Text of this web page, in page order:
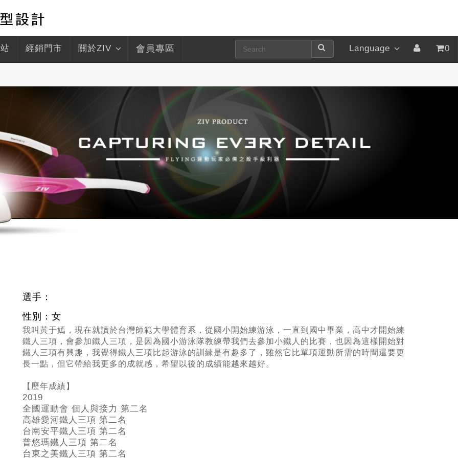
經銷門市 關於ZIV 會員專區 Language 0
選手：
性別：女
我叫黃于嫣，現在就讀於台灣師範大學體育系，從國小開始練游泳，一直到國中畢業，高中才開始練
鐵人三項，會參加鐵人三項，是因為國小游泳隊教練帶我們去參加小鐵人的比賽，也因為這樣開始對
鐵人三項有興趣，我覺得鐵人三項比起游泳的訓練是有趣多了，雖然它比單項運動所需的時間還要更
長一點，但它帶給我更多的成就感，希望以後的成績能越來越好。
【歷年成績】
2019
全國運動會 個人與接力 第二名
高雄愛河鐵人三項 第二名
台南安平鐵人三項 第二名
普悠瑪鐵人三項 第二名
台東之美鐵人三項 第二名